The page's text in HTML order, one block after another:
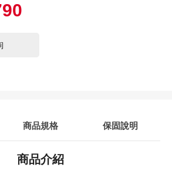
商品規格 保固說明
商品介紹